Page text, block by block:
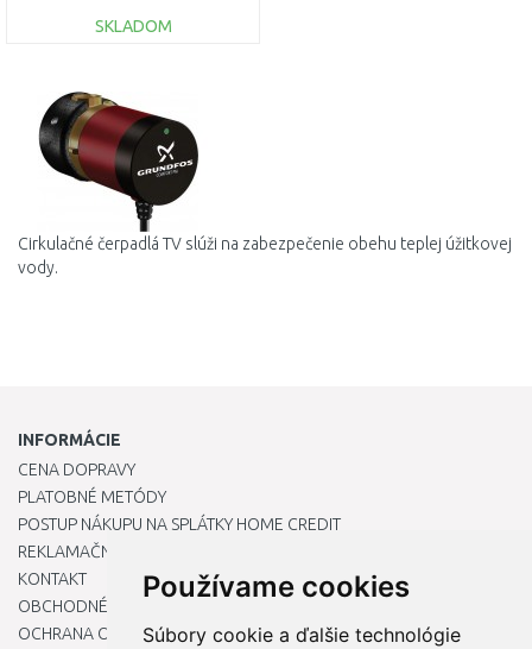
Používame cookies
Súbory cookie a ďalšie technológie
SKLADOM
Porovnať
Cirkulačné čerpadlá TV slúži na zabezpečenie obehu teplej úžitkovej
vody.
INFORMÁCIE
CENA DOPRAVY
PLATOBNÉ METÓDY
POSTUP NÁKUPU NA SPLÁTKY HOME CREDIT
REKLAMAČNÝ PORIADOK
KONTAKT
OBCHODNÉ PODMIENKY
OCHRANA OSOBNÝCH ÚDAJOV